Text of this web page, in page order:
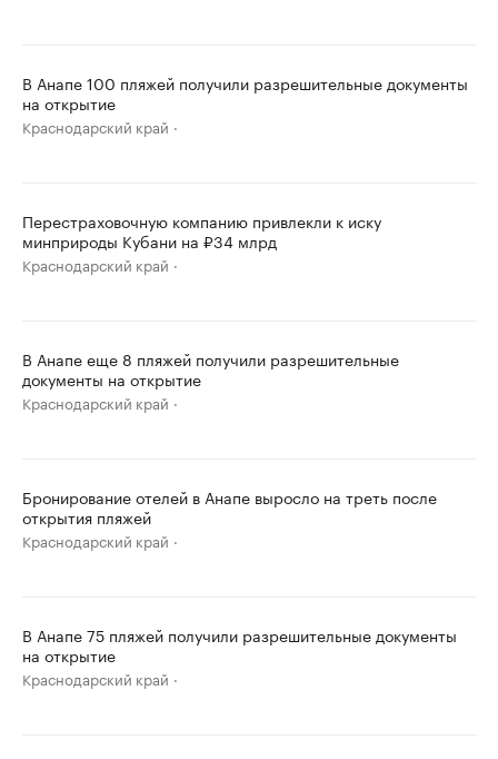
В Анапе 100 пляжей получили разрешительные документы
на открытие
Краснодарский край
Перестраховочную компанию привлекли к иску
минприроды Кубани на ₽34 млрд
Краснодарский край
В Анапе еще 8 пляжей получили разрешительные
документы на открытие
Краснодарский край
Бронирование отелей в Анапе выросло на треть после
открытия пляжей
Краснодарский край
В Анапе 75 пляжей получили разрешительные документы
на открытие
Краснодарский край